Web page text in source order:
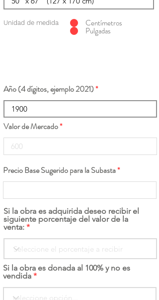
Unidad de medida Centímetros
Pulgadas
Año (4 dígitos, ejemplo 2021)
Valor de Mercado
Precio Base Sugerido para la Subasta
Si la obra es adquirida deseo recibir el
siguiente porcentaje del valor de la
venta:
Si la obra es donada al 100% y no es
vendida